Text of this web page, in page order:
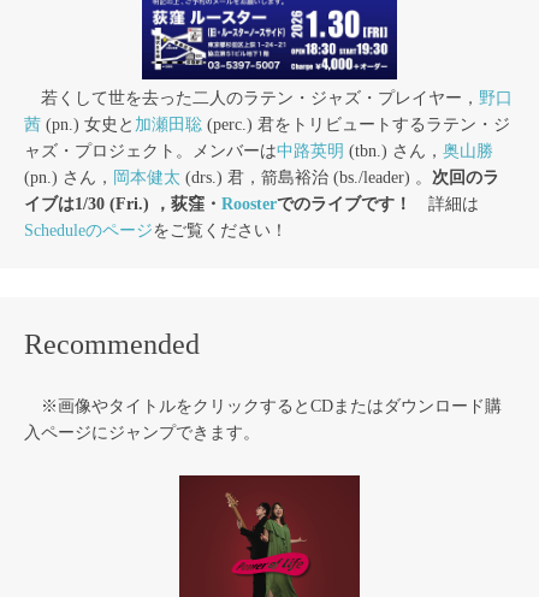
若くして世を去った二人のラテン・ジャズ・プレイヤー， 野口
茜 (pn.) 女史と 加瀬田聡 (perc.) 君をトリビュートするラテン・ジ
ャズ・プロジェクト。メンバーは中路英明 (tbn.) さん， 奥山勝
(pn.) さん， 岡本健太 (drs.) 君，箭島裕治 (bs./leader) 。 次回のラ
イブは1/30 (Fri.) ，荻窪・ Roosterでのライブです！
詳細は
Scheduleのページをご覧ください！
Recommended
※画像やタイトルをクリックするとCDまたはダウンロード購
入ページにジャンプできます。